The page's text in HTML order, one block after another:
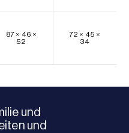
87 × 46 ×
52
72 × 45 ×
34
und
und